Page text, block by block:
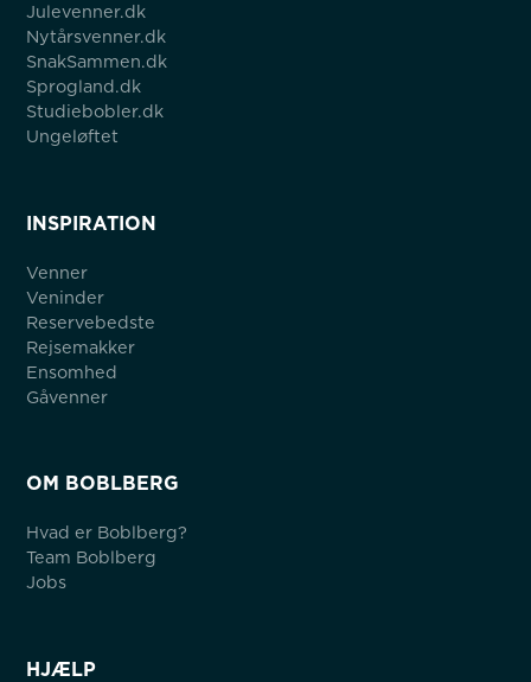
Julevenner.dk
Nytårsvenner.dk
SnakSammen.dk
Sprogland.dk
Studiebobler.dk
Ungeløftet
INSPIRATION
Venner
Veninder
Reservebedste
Rejsemakker
Ensomhed
Gåvenner
OM BOBLBERG
Hvad er Boblberg?
Team Boblberg
Jobs
HJÆLP